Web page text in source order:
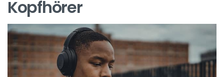
Kopfhörer